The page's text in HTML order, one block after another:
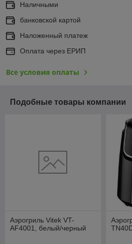
Наличными
банковской картой
Наложенный платеж
Оплата через ЕРИП
Все условия оплаты
Подобные товары компании
Аэрогриль Vitek VT-
AF4001, белый/черный